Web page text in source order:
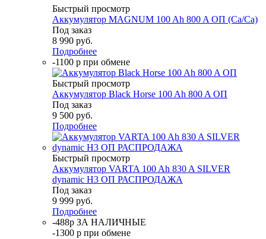
Быстрый просмотр
Аккумулятор MAGNUM 100 Ah 800 A ОП (Ca/Ca)
Под заказ
8 990 руб.
Подробнее
-1100 р при обмене
Быстрый просмотр
Аккумулятор Black Horse 100 Ah 800 A ОП
Под заказ
9 500 руб.
Подробнее
Быстрый просмотр
Аккумулятор VARTA 100 Ah 830 A SILVER
dynamic H3 ОП РАСПРОДАЖА
Под заказ
9 999 руб.
Подробнее
-488р ЗА НАЛИЧНЫЕ
-1300 р при обмене